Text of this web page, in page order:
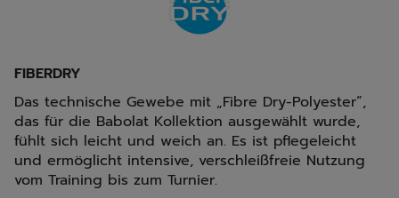
FIBERDRY
Das technische Gewebe mit „Fibre Dry-Polyester“,
das für die Babolat Kollektion ausgewählt wurde,
fühlt sich leicht und weich an. Es ist pflegeleicht
und ermöglicht intensive, verschleißfreie Nutzung
vom Training bis zum Turnier.